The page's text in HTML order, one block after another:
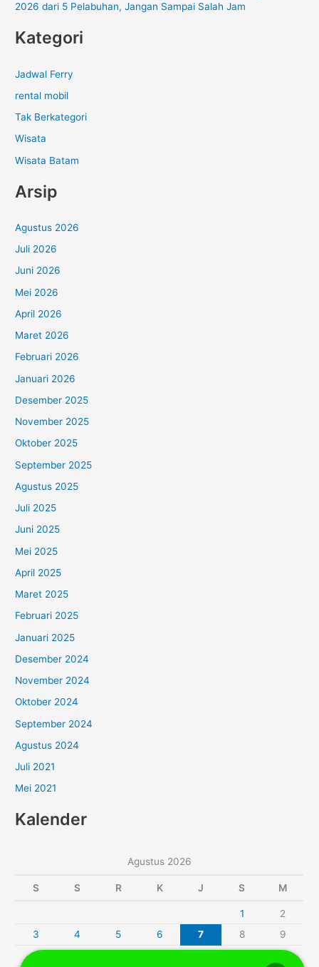
2026 dari 5 Pelabuhan, Jangan Sampai Salah Jam
Kategori
Jadwal Ferry
rental mobil
Tak Berkategori
Wisata
Wisata Batam
Arsip
Agustus 2026
Juli 2026
Juni 2026
Mei 2026
April 2026
Maret 2026
Februari 2026
Januari 2026
Desember 2025
November 2025
Oktober 2025
September 2025
Agustus 2025
Juli 2025
Juni 2025
Mei 2025
April 2025
Maret 2025
Februari 2025
Januari 2025
Desember 2024
November 2024
Oktober 2024
September 2024
Agustus 2024
Juli 2021
Mei 2021
Kalender
Agustus 2026
S S R K J S M
1
2
3
4 5 6 7 8
9
10